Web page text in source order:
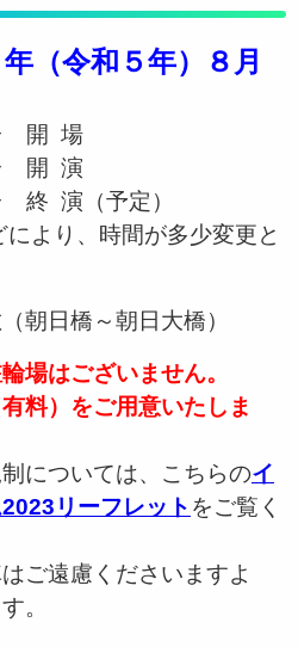
（令和５年）８月
開 場
演
演（予定）
、時間が多少変更と
朝日橋～朝日大橋）
場はございません。
料）をご用意いたしま
については、こちらのイ
リーフレット をご覧く
ご遠慮くださいますよ
。